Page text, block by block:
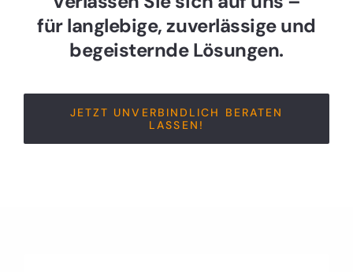
für langlebige, zuverlässige und
begeisternde Lösungen.
JETZT UNVERBINDLICH BERATEN
LASSEN!